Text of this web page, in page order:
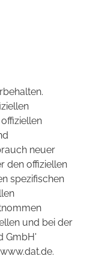
neuer
den offiziellen
spezifischen
und bei der
GmbH'